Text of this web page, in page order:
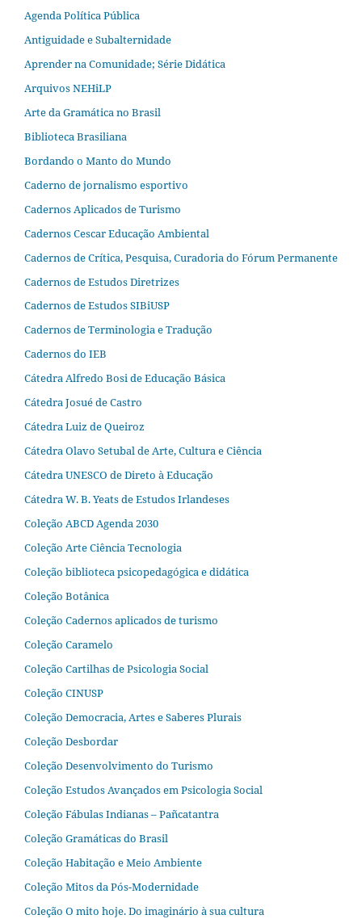
Agenda Política Pública
Antiguidade e Subalternidade
Aprender na Comunidade; Série Didática
Arquivos NEHiLP
Arte da Gramática no Brasil
Biblioteca Brasiliana
Bordando o Manto do Mundo
Caderno de jornalismo esportivo
Cadernos Aplicados de Turismo
Cadernos Cescar Educação Ambiental
Cadernos de Crítica, Pesquisa, Curadoria do Fórum Permanente
Cadernos de Estudos Diretrizes
Cadernos de Estudos SIBiUSP
Cadernos de Terminologia e Tradução
Cadernos do IEB
Cátedra Alfredo Bosi de Educação Básica
Cátedra Josué de Castro
Cátedra Luiz de Queiroz
Cátedra Olavo Setubal de Arte, Cultura e Ciência
Cátedra UNESCO de Direto à Educação
Cátedra W. B. Yeats de Estudos Irlandeses
Coleção ABCD Agenda 2030
Coleção Arte Ciência Tecnologia
Coleção biblioteca psicopedagógica e didática
Coleção Botânica
Coleção Cadernos aplicados de turismo
Coleção Caramelo
Coleção Cartilhas de Psicologia Social
Coleção CINUSP
Coleção Democracia, Artes e Saberes Plurais
Coleção Desbordar
Coleção Desenvolvimento do Turismo
Coleção Estudos Avançados em Psicologia Social
Coleção Fábulas Indianas – Pañcatantra
Coleção Gramáticas do Brasil
Coleção Habitação e Meio Ambiente
Coleção Mitos da Pós-Modernidade
Coleção O mito hoje. Do imaginário à sua cultura